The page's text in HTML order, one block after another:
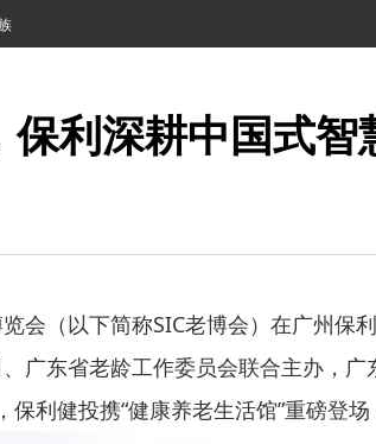
利深耕中国式智
（以下简称SIC老博会）在广州保
广东省老龄工作委员会联合主办，
利健投携“健康养老生活馆”重磅登场